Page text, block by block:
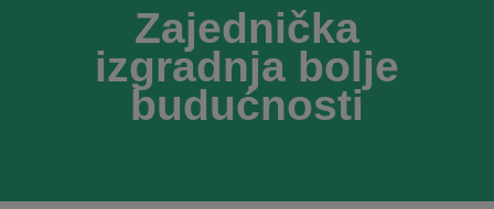
Zajednička
izgradnja bolje
budućnosti